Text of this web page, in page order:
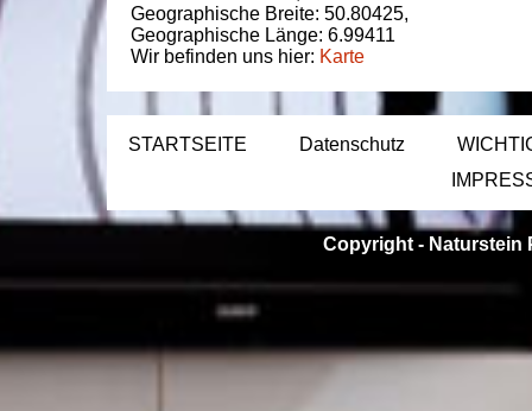
Geographische Breite: 50.80425,
Geographische Länge: 6.99411
Wir befinden uns hier: Karte
STARTSEITE Datenschutz
Copyright - Naturstein